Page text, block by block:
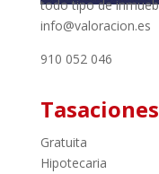
todo tipo de
info@valoracion.es
910 052 046
Tasaciones
Gratuita
Hipotecaria